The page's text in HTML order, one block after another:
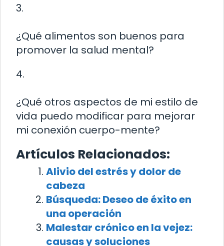
3.
¿Qué alimentos son buenos para
promover la salud mental?
4.
¿Qué otros aspectos de mi estilo de
vida puedo modificar para mejorar
mi conexión cuerpo-mente?
Artículos Relacionados:
Alivio del estrés y dolor de
cabeza
Búsqueda: Deseo de éxito en
una operación
Malestar crónico en la vejez:
causas y soluciones